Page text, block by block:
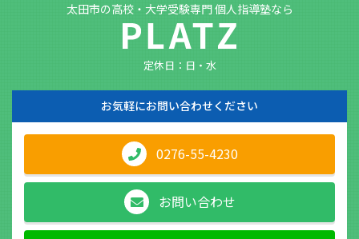
太田市の高校・大学受験専門 個人指導塾なら
定休日：日・水
お気軽にお問い合わせください
0276-55-4230
お問い合わせ